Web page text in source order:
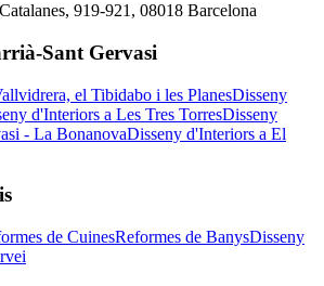
919-921, 08018 Barcelona
Sant Gervasi
el Tibidabo i les PlanesDisseny
d'Interiors a Les Tres TorresDisseny
- La BonanovaDisseny d'Interiors a El
de CuinesReformes de BanysDisseny